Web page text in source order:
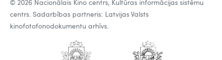
© 2026 Nacionālais Kino centrs, Kultūras informācijas sistēmu
centrs. Sadarbības partneris: Latvijas Valsts
kinofotofonodokumentu arhīvs.